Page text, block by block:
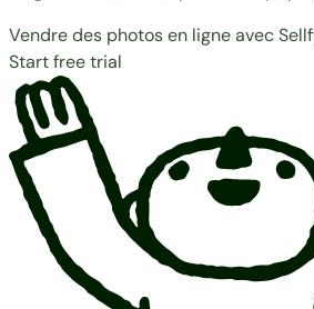
Vendre des photos en ligne avec
Start free trial